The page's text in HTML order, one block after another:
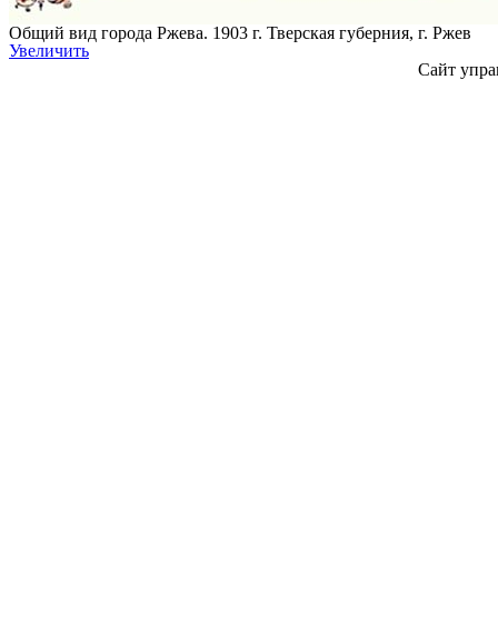
Общий вид города Ржева. 1903 г. Тверская губерния, г. Ржев
Увеличить
Сайт